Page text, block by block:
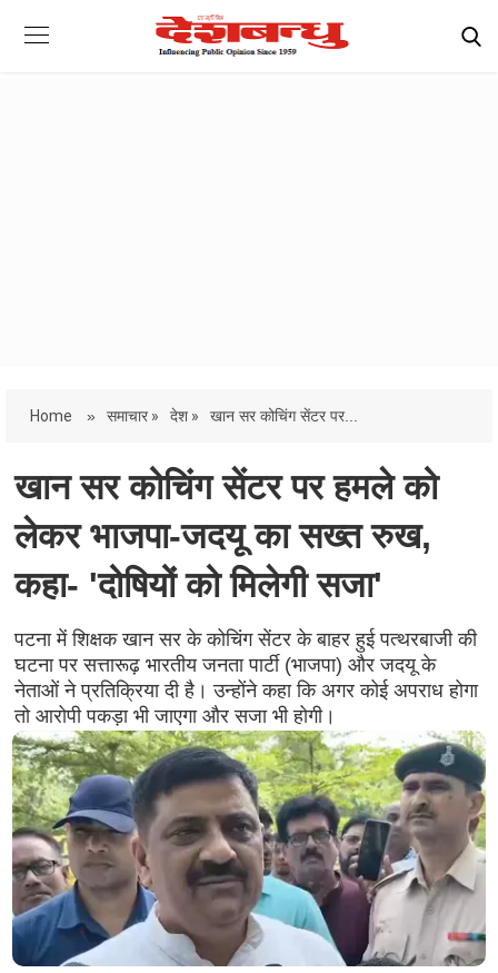
Home » समाचार » देश » खान सर कोचिंग सेंटर पर...
खान सर कोचिंग सेंटर पर हमले को
लेकर भाजपा-जदयू का सख्त रुख,
कहा- 'दोषियों को मिलेगी सजा'
पटना में शिक्षक खान सर के कोचिंग सेंटर के बाहर हुई पत्थरबाजी की
घटना पर सत्तारूढ़ भारतीय जनता पार्टी (भाजपा) और जदयू के
नेताओं ने प्रतिक्रिया दी है। उन्होंने कहा कि अगर कोई अपराध होगा
तो आरोपी पकड़ा भी जाएगा और सजा भी होगी।